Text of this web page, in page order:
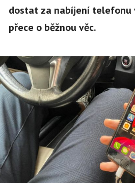
dostat za nabíjení telefonu
přece o běžnou věc.